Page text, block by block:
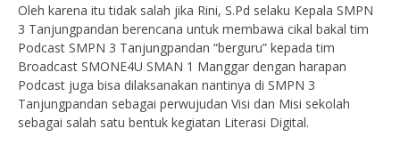
Oleh karena itu tidak salah jika Rini, S.Pd selaku Kepala SMPN
3 Tanjungpandan berencana untuk membawa cikal bakal tim
Podcast SMPN 3 Tanjungpandan “berguru” kepada tim
Broadcast SMONE4U SMAN 1 Manggar dengan harapan
Podcast juga bisa dilaksanakan nantinya di SMPN 3
Tanjungpandan sebagai perwujudan Visi dan Misi sekolah
sebagai salah satu bentuk kegiatan Literasi Digital.